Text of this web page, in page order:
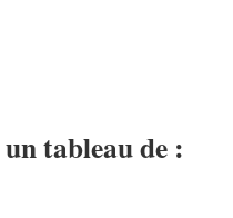
tableau de :